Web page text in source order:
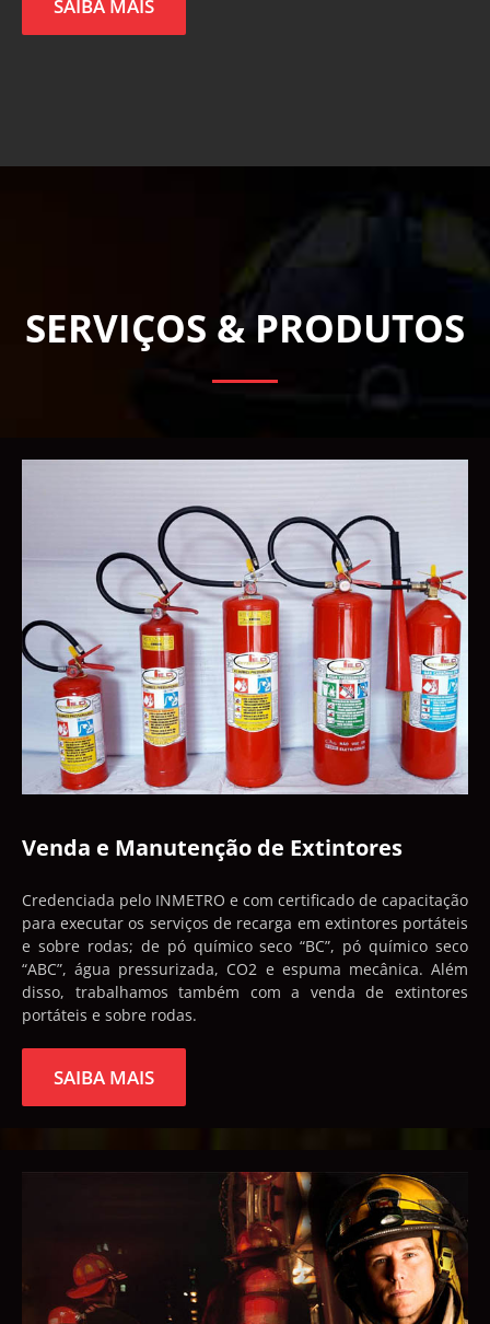
SAIBA MAIS
SERVIÇOS & PRODUTOS
Venda e Manutenção de Extintores
Credenciada pelo INMETRO e com certificado de capacitação
para executar os serviços de recarga em extintores portáteis
e sobre rodas; de pó químico seco “BC”, pó químico seco
“ABC”, água pressurizada, CO2 e espuma mecânica. Além
disso, trabalhamos também com a venda de extintores
portáteis e sobre rodas.
SAIBA MAIS